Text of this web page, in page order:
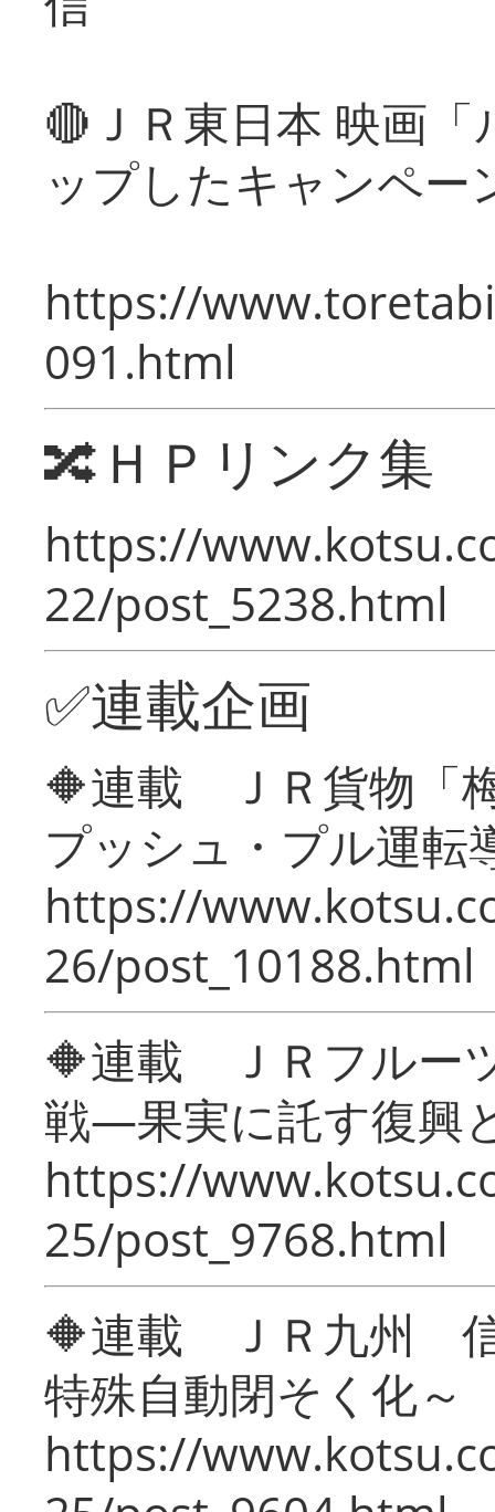
🔴ＪＲ東日本 映画
ップしたキャンペー
https://
091.html
🔀ＨＰリンク集
https://
22/post_5238.html
✅連載企画
🔶連載 ＪＲ貨物「
プッシュ・プル運転
https://
26/post_10188.html
🔶連載 ＪＲフルー
戦―果実に託す復興
https://
25/post_9768.html
🔶連載 ＪＲ九州 信
特殊自動閉そく化～
https://